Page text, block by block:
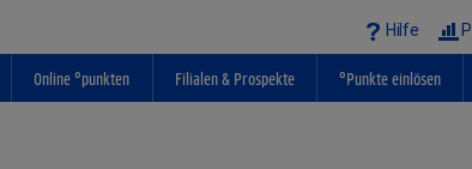
Hilfe
Online °punkten Filialen & Prospekte °Punkte einlösen